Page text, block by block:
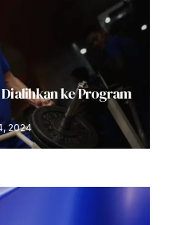
ke Program
2024